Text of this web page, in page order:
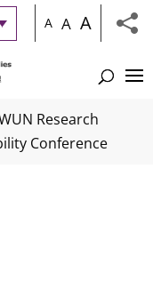
A A A
Research
Conference